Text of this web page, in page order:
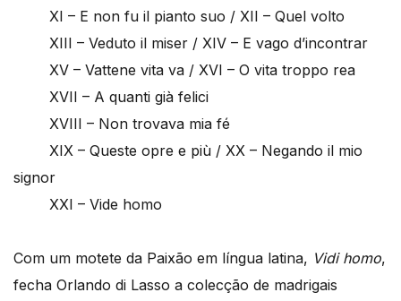
XI – E non fu il pianto suo / XII – Quel volto
XIII – Veduto il miser / XIV – E vago d’incontrar
XV – Vattene vita va / XVI – O vita troppo rea
XVII – A quanti già felici
XVIII – Non trovava mia fé
XIX – Queste opre e più / XX – Negando il mio
signor
XXI – Vide homo
Com um motete da Paixão em língua latina, Vidi homo,
fecha Orlando di Lasso a colecção de madrigais